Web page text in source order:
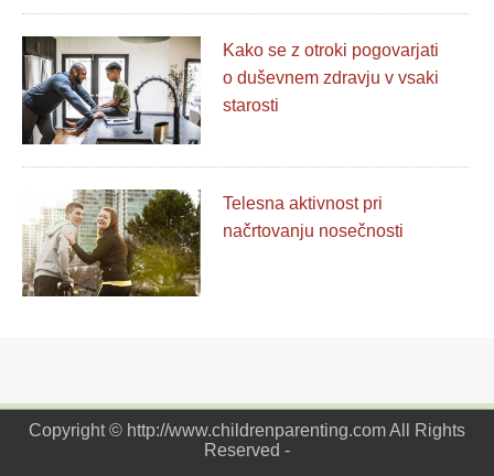
Kako se z otroki pogovarjati
o duševnem zdravju v vsaki
starosti
Telesna aktivnost pri
načrtovanju nosečnosti
Copyright © http://www.childrenparenting.com All Rights
Reserved -